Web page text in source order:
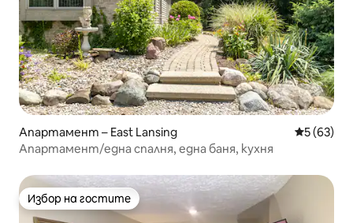
Апартамент – East Lansing Средна
5 (63)
Апартамент/една спалня, една баня, кухня
Избор на гостите
Избор на гостите